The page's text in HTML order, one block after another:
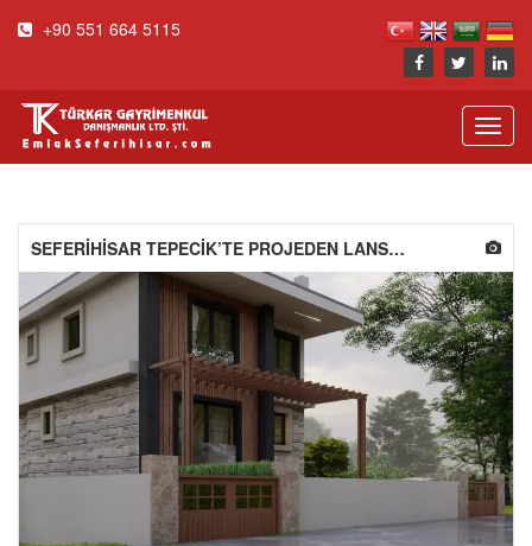
+90 551 664 5115
SEFERİHİSAR TEPECİK’TE PROJEDEN LANSMAN FİYATI İLE SATILIK VİLLALAR